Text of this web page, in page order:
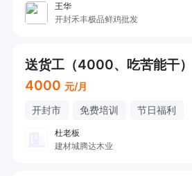
王华
开封禾丰极品鲜鸡批发
送货工（4000、吃苦能干）
4000 元/月
开封市 免费培训 节日福利
杜老板
建材城腾达木业